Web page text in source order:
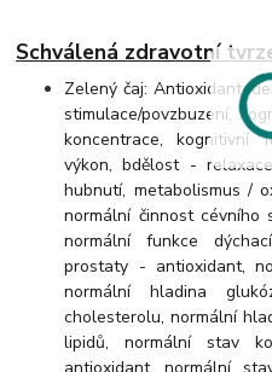
Schválená zdravotní
Zelený čaj: Antioxidant,
stimulace/povzbuzení,
koncentrace, kognitivní
výkon, bdělost -
hubnutí, metabolismus /
normální činnost cévního
normální funkce
prostaty - antioxidant,
normální hladina
cholesterolu, normální
lipidů, normální stav